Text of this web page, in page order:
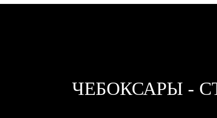
ЧЕБОКСАРЫ -